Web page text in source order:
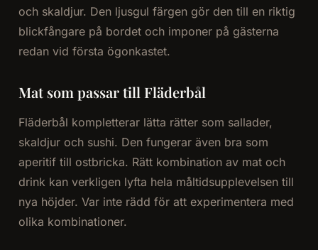
och skaldjur. Den ljusgul färgen gör den till en riktig
blickfångare på bordet och imponer på gästerna
redan vid första ögonkastet.
Mat som passar till Fläderbål
Fläderbål kompletterar lätta rätter som sallader,
skaldjur och sushi. Den fungerar även bra som
aperitif till ostbricka. Rätt kombination av mat och
drink kan verkligen lyfta hela måltidsupplevelsen till
nya höjder. Var inte rädd för att experimentera med
olika kombinationer.